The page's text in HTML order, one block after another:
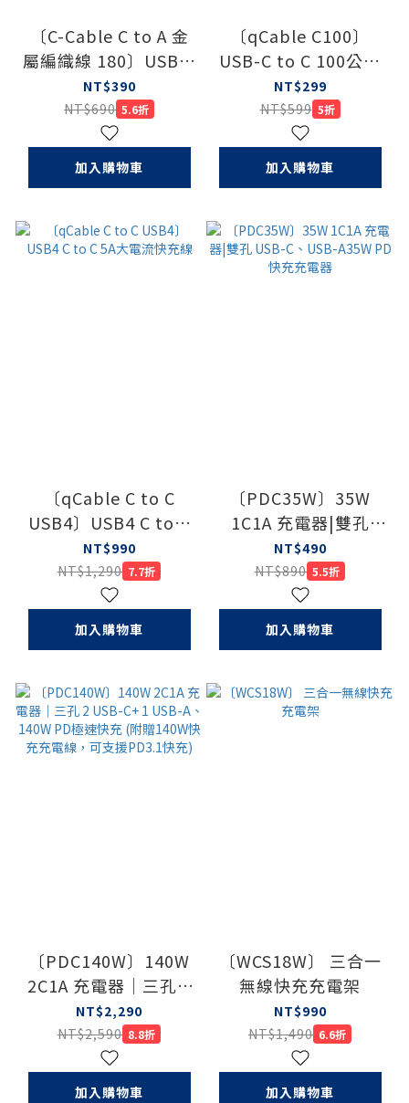
〔C-Cable C to A 金
屬編織線 180〕USB-A
線
NT$390
NT$690 5.6折
加入購物車
〔qCable C100〕
USB-C to C 100公分
60W編織快充線
NT$299
NT$599 5折
加入購物車
〔qCable C to C
USB4〕USB4 C to C
5A大電流快充線
NT$990
NT$1,290 7.7折
加入購物車
〔PDC35W〕35W
1C1A 充電器|雙孔
USB-C、USB-A35W
PD快充充電器
NT$490
NT$890 5.5折
加入購物車
〔PDC140W〕140W
2C1A 充電器｜三孔 2
USB-C+ 1 USB-A、
140W PD極速快充 (附
贈140W快充充電線，
可支援PD3.1快充)
NT$2,290
NT$2,590 8.8折
加入購物車
〔WCS18W〕 三合一
無線快充充電架
NT$990
NT$1,490 6.6折
加入購物車